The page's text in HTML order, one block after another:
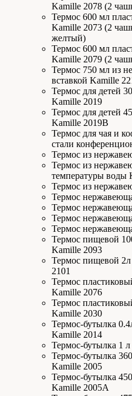
Kamille 2078 (2
Термос 600 мл
Kamille 2073 (2
желтый)
Термос 600 мл
Kamille 2079 (2
Термос 750 мл из
вставкой Kamille
Термос для детей
Kamille 2019
Термос для детей
Kamille 2019В
Термос для чая и
стали
Термос из
Термос из
температуры воды
Термос из
Термос
Термос
Термос
Термос
Термос пищевой
Kamille 2093
Термос пищевой
2101
Термос
Kamille 2076
Термос
Kamille 2030
Термос-бутылка
Kamille 2014
Термос-бутылка 1
Термос-бутылка
Kamille 2005
Термос-бутылка
Kamille 2005A